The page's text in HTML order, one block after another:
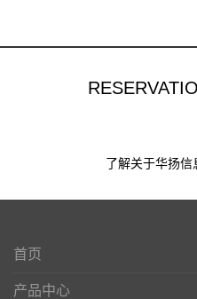
了解关于华扬
首页
产品中心